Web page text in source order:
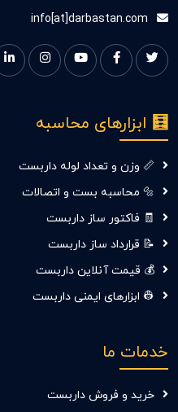
info[at]darbastan.com
🧮 ابزارهای محاسبه
📏 وزن و تعداد لوله داربست
🔩 محاسبه بست و اتصالات
🧾 فاکتور ساز داربست
📝 قرارداد ساز داربست
💰 قیمت آنلاین داربست
👷‍ ابزارهای ایمنی داربست
خدمات ما
خرید و فروش داربست